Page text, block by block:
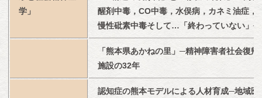
学」
醒剤中毒，CO中毒，水俣病，カネミ油症，
慢性砒素中毒そして…「終わっていない」─
「熊本県あかねの里」─精神障害者社会復帰
施設の32年
認知症の熊本モデルによる人材育成─地域医